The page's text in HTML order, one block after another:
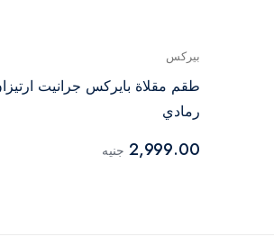
بيركس
رمادي
2,999.00 جنيه